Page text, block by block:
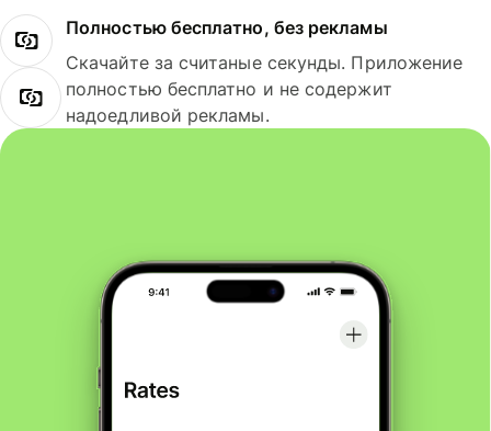
Полностью бесплатно, без рекламы
Скачайте за считаные секунды. Приложение
полностью бесплатно и не содержит
надоедливой рекламы.